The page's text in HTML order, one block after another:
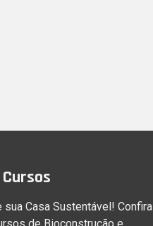
Cursos
sua Casa Sustentável! Confira